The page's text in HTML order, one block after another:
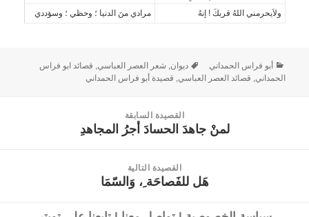
ولاَيحرمني اللهُ قربكَ ‍! إنهُ
مرادي منَ الدنيا ؛ وحظي ؛ وسؤددي
أبو فراس الحمداني ديوان, شعر العصر العباسي, قصائد ابو فراس
الحمداني, قصائد العصر العباسي, قصيدة أبو فراس الحمداني
القصيدة السابقة
لمنْ جاهدَ الحسادَ أجرُ المجاهدِ
القصيدة التالية
هَل للفَصاحَة ِ، وَالسّمَا